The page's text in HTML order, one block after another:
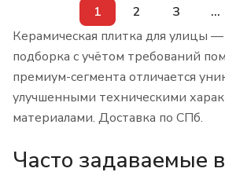
1 2 3 ...
Керамическая плитка для улицы —
подборка с учётом требований
премиум-сегмента отличается
улучшенными техническими
материалами. Доставка по СПб.
Часто задаваемые